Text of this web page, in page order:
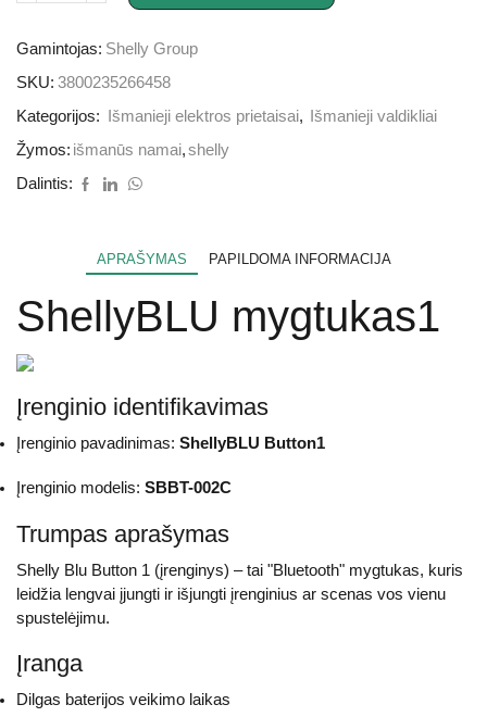
Gamintojas: Shelly Group
SKU: 3800235266458
Kategorijos:
Išmanieji elektros prietaisai,
Išmanieji valdikliai
Žymos: išmanūs namai,shelly
Dalintis:
APRAŠYMAS PAPILDOMA INFORMACIJA
ShellyBLU mygtukas1
Įrenginio identifikavimas
Įrenginio pavadinimas: ShellyBLU Button1
Įrenginio modelis: SBBT-002C
Trumpas aprašymas
Shelly Blu Button 1 (įrenginys) – tai "Bluetooth" mygtukas, kuris
leidžia lengvai įjungti ir išjungti įrenginius ar scenas vos vienu
spustelėjimu.
Įranga
Dilgas baterijos veikimo laikas